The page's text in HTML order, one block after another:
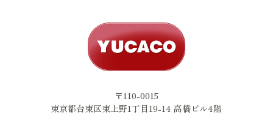
〒110-0015
東京都台東区東上野1丁目19-14 高橋ビル4階